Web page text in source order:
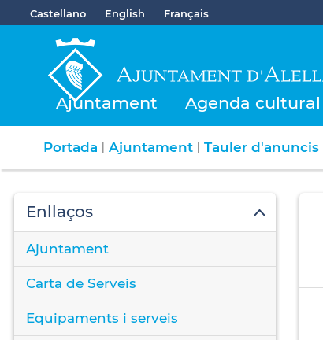
Castellano English Français
Ajuntament Agenda cultural
Portada | Ajuntament | Tauler d'anuncis
Enllaços
Ajuntament
Carta de Serveis
Equipaments i serveis